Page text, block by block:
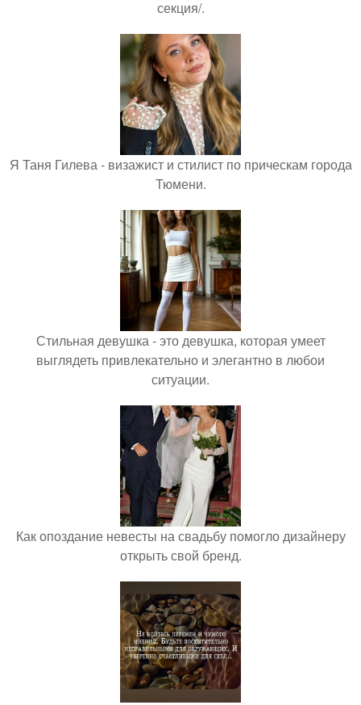
секция/.
Я Таня Гилева - визажист и стилист по прическам города
Тюмени.
Стильная девушка - это девушка, которая умеет
выглядеть привлекательно и элегантно в любои
ситуации.
Как опоздание невесты на свадьбу помогло дизайнеру
открыть свой бренд.